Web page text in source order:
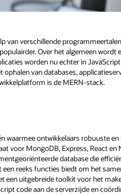
van verschillende
Over het algemeen
worden nu echter in
van databases,
is de MERN-stack.
waarmee ontwikkelaars robuuste
voor MongoDB, Express, React
database die
reeks functies biedt om het
uitgebreide toolkit voor het
code aan de serverzijde en